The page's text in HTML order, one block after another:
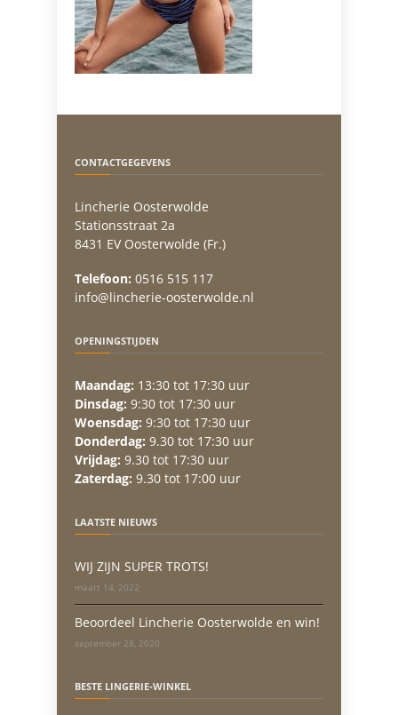
CONTACTGEGEVENS
Lincherie Oosterwolde
Stationsstraat 2a
8431 EV Oosterwolde (Fr.)
Telefoon: 0516 515 117
info@lincherie-oosterwolde.nl
OPENINGSTIJDEN
Maandag: 13:30 tot 17:30 uur
Dinsdag: 9:30 tot 17:30 uur
Woensdag: 9:30 tot 17:30 uur
Donderdag: 9.30 tot 17:30 uur
Vrijdag: 9.30 tot 17:30 uur
Zaterdag: 9.30 tot 17:00 uur
LAATSTE NIEUWS
WIJ ZIJN SUPER TROTS!
maart 14, 2022
Beoordeel Lincherie Oosterwolde en win!
september 28, 2020
BESTE LINGERIE-WINKEL